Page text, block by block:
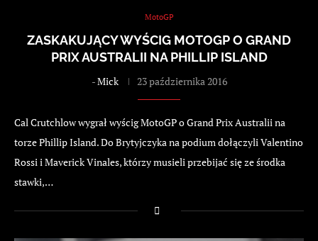
MotoGP
ZASKAKUJĄCY WYŚCIG MOTOGP O GRAND
PRIX AUSTRALII NA PHILLIP ISLAND
-Mick 23 października 2016
Cal Crutchlow wygrał wyścig MotoGP o Grand Prix Australii na
torze Phillip Island. Do Brytyjczyka na podium dołączyli Valentino
Rossi i Maverick Vinales, którzy musieli przebijać się ze środka
stawki,…